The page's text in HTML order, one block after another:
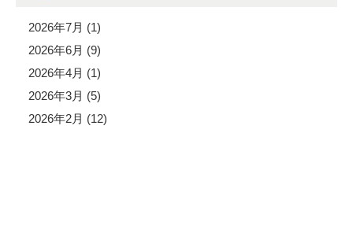
2026年7月 (1)
2026年6月 (9)
2026年4月 (1)
2026年3月 (5)
2026年2月 (12)